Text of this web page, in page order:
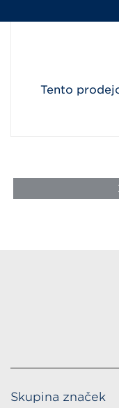
Tento
Skupina značek